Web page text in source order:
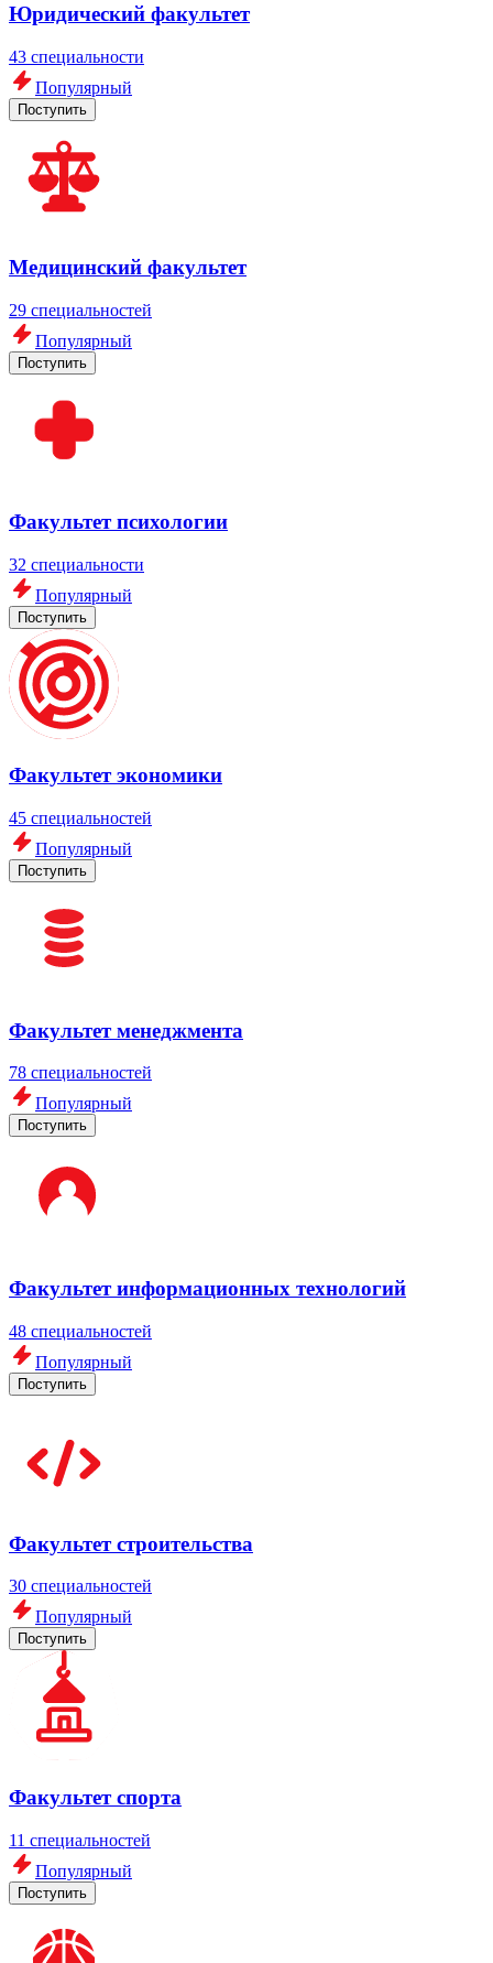
Юридический факультет
43 специальности
Популярный
Поступить
Медицинский факультет
29 специальностей
Популярный
Поступить
Факультет психологии
32 специальности
Популярный
Поступить
Факультет экономики
45 специальностей
Популярный
Поступить
Факультет менеджмента
78 специальностей
Популярный
Поступить
Факультет информационных технологий
48 специальностей
Популярный
Поступить
Факультет строительства
30 специальностей
Популярный
Поступить
Факультет спорта
11 специальностей
Популярный
Поступить